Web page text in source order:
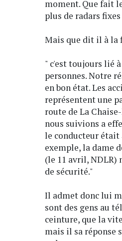
moment. Que fait
plus de radars
Mais que dit il à la
" c'est toujours lié
personnes. Notre
en bon état. Les
représentent une
route de La
nous suivions a
le conducteur était
exemple, la dame
(le 11 avril, NDLR)
de sécurité."
Il admet donc lui
sont des gens au
ceinture, que la
mais il sa réponse